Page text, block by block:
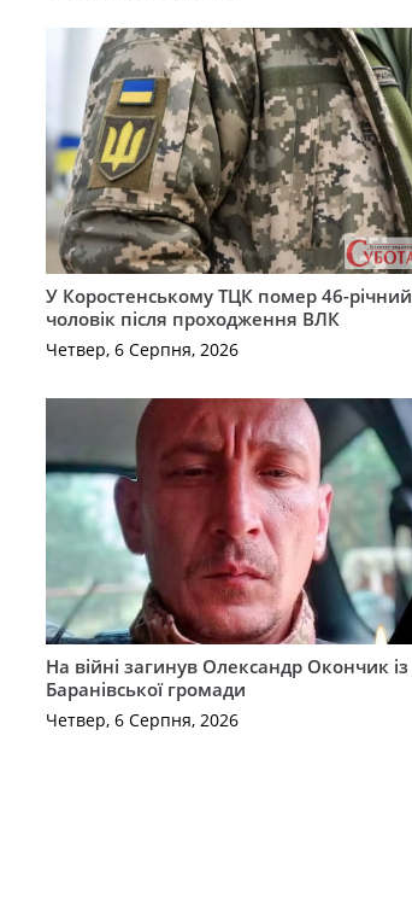
У Коростенському ТЦК помер 46-річний
чоловік після проходження ВЛК
Четвер, 6 Серпня, 2026
На війні загинув Олександр Окончик із
Баранівської громади
Четвер, 6 Серпня, 2026